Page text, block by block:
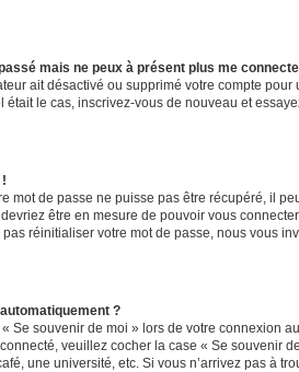
mais ne peux à présent plus me
ait désactivé ou supprimé votre compte
le cas, inscrivez-vous de nouveau et
mot de passe ne puisse pas être récupéré, il
être en mesure de pouvoir vous
réinitialiser votre mot de passe, nous vous
?
Se souvenir de moi » lors de votre connexion
veuillez cocher la case « Se souvenir
une université, etc. Si vous n’arrivez pas à